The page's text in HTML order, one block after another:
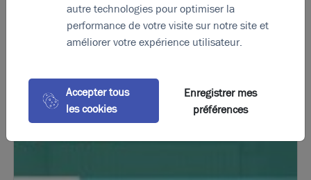
21.11.2022
Recherche de bureaux : les questions incontournables
autre technologies pour optimiser la
performance de votre visite sur notre site et
améliorer votre expérience utilisateur.
Accepter tous
les cookies
Enregistrer mes
préférences